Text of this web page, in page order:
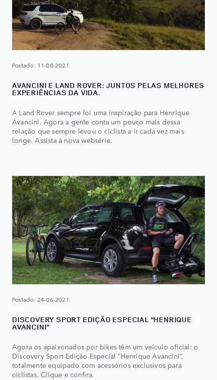
Postado: 11-08-2021
AVANCINI E LAND ROVER: JUNTOS PELAS MELHORES
EXPERIÊNCIAS DA VIDA.
A Land Rover sempre foi uma inspiração para Henrique
Avancini. Agora a gente conta um pouco mais dessa
relação que sempre levou o ciclista a ir cada vez mais
longe. Assista à nova websérie.
Postado: 24-06-2021
DISCOVERY SPORT EDIÇÃO ESPECIAL “HENRIQUE
AVANCINI”
Agora os apaixonados por bikes têm um veículo oficial: o
Discovery Sport Edição Especial “Henrique Avancini”,
totalmente equipado com acessórios exclusivos para
ciclistas. Clique e confira.